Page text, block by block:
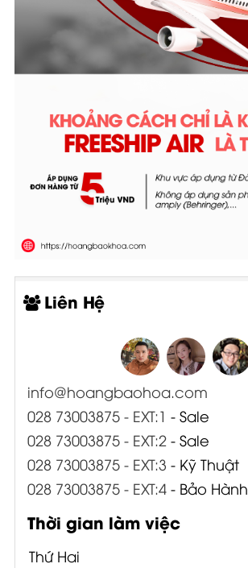
Liên Hệ
info@hoangbaohoa.com
028 73003875 - EXT:1 - Sale
028 73003875 - EXT:2- Sale
028 73003875 - EXT:3 - Kỹ Thuật
028 73003875 - EXT:4- Bảo Hành
Thời gian làm việc
Thứ Hai